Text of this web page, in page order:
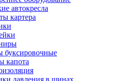
автокресла
картера
буксировочные
капота
давления в шинах